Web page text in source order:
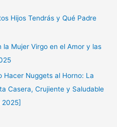
Hijos Tendrás y Qué Padre
la Mujer Virgo en el Amor y las
Hacer Nuggets al Horno: La
Casera, Crujiente y Saludable
2025]